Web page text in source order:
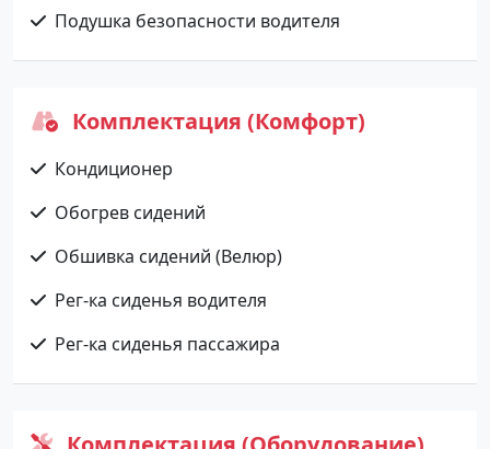
Подушка безопасности водителя
Комплектация (Комфорт)
Кондиционер
Обогрев сидений
Обшивка сидений (Велюр)
Рег-ка сиденья водителя
Рег-ка сиденья пассажира